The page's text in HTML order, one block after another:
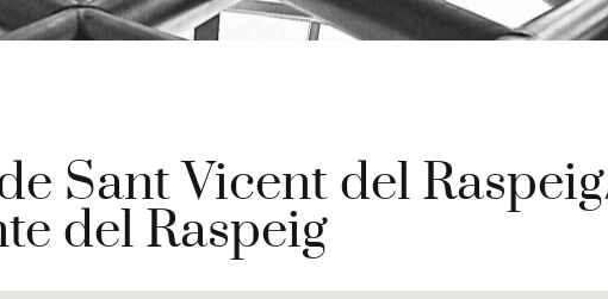
Sant Vicent del
del Raspeig